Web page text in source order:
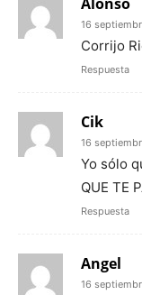
16
Corrijo
Respuesta
Cik
16
Yo sólo
QUE TE
Respuesta
Angel
16